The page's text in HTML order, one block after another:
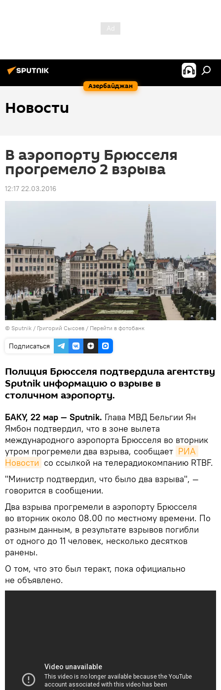
Азербайджан
Новости
В аэропорту Брюсселя
прогремело 2 взрыва
12:17 22.03.2016
© Sputnik / Григорий Сысоев / Перейти в фотобанк
Подписаться
Полиция Брюсселя подтвердила агентству
Sputnik информацию о взрыве в
столичном аэропорту.
БАКУ, 22 мар — Sputnik. Глава МВД Бельгии Ян
Ямбон подтвердил, что в зоне вылета
международного аэропорта Брюсселя во вторник
утром прогремели два взрыва, сообщает РИА
Новости со ссылкой на телерадиокомпанию RTBF.
"Министр подтвердил, что было два взрыва", —
говорится в сообщении.
Два взрыва прогремели в аэропорту Брюсселя
во вторник около 08.00 по местному времени. По
разным данным, в результате взрывов погибли
от одного до 11 человек, несколько десятков
ранены.
О том, что это был теракт, пока официально
не объявлено.